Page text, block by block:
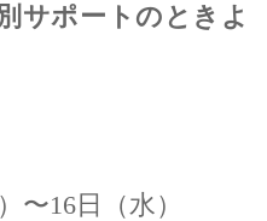
サポートのときよ
〜16日（水）